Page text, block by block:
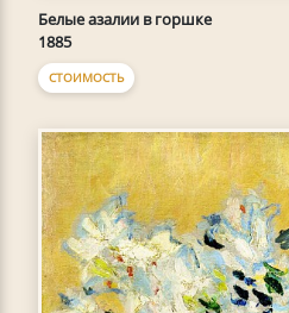
Белые азалии в горшке
1885
СТОИМОСТЬ